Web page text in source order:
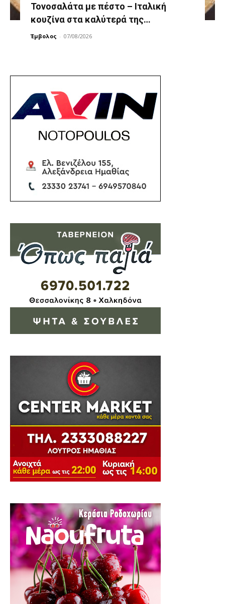
Τονοσαλάτα με πέστο – Ιταλική
κουζίνα στα καλύτερά της…
Έμβολος - 07/08/2026